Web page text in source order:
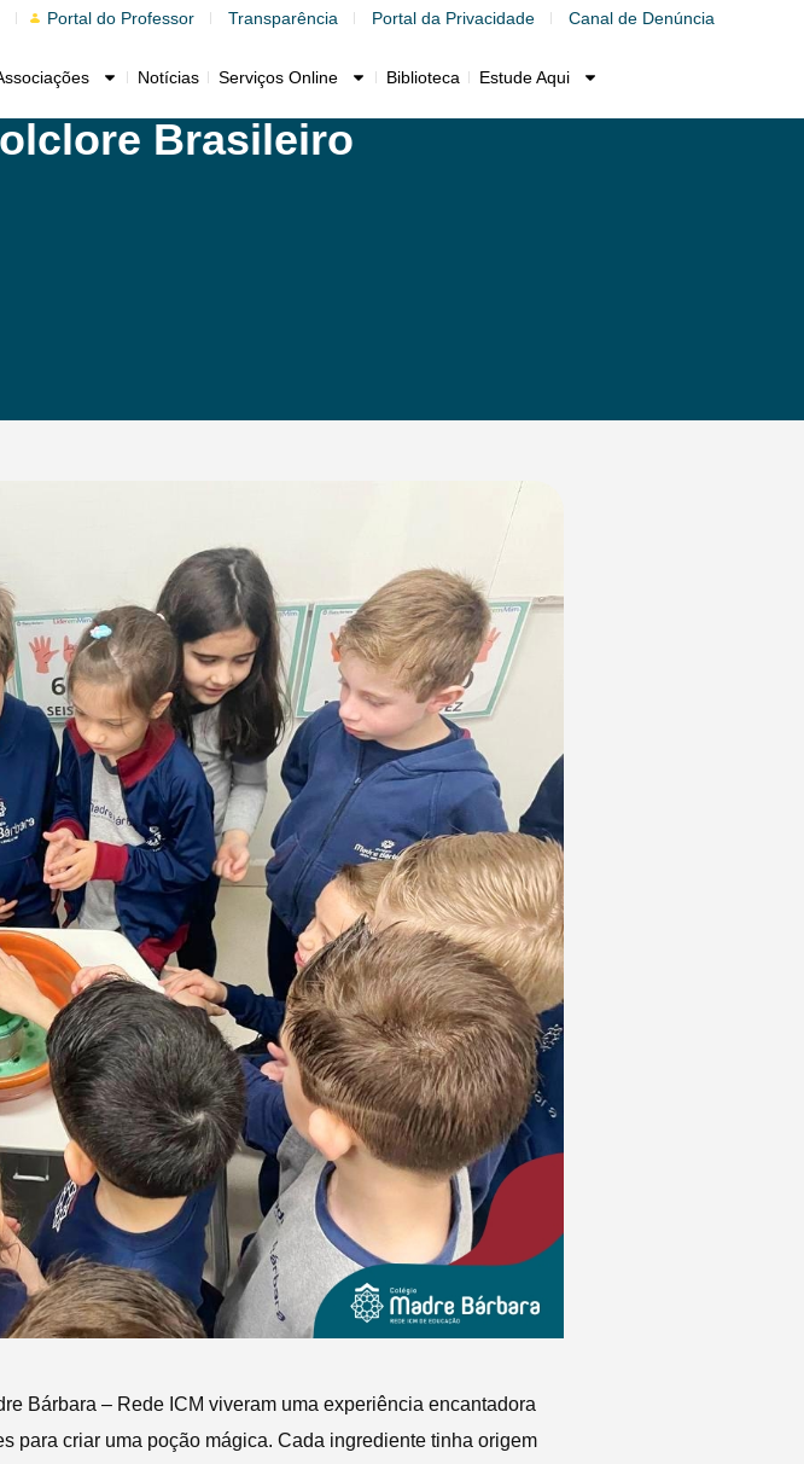
Notícias Serviços Online Biblioteca Estude Aqui
Portal do Professor Transparência Portal da Privacidade Canal de Denúncia
Brasileiro
Bárbara – Rede ICM viveram uma experiência encantadora
para criar uma poção mágica. Cada ingrediente tinha origem